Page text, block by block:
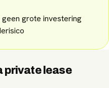
grote investering
private lease